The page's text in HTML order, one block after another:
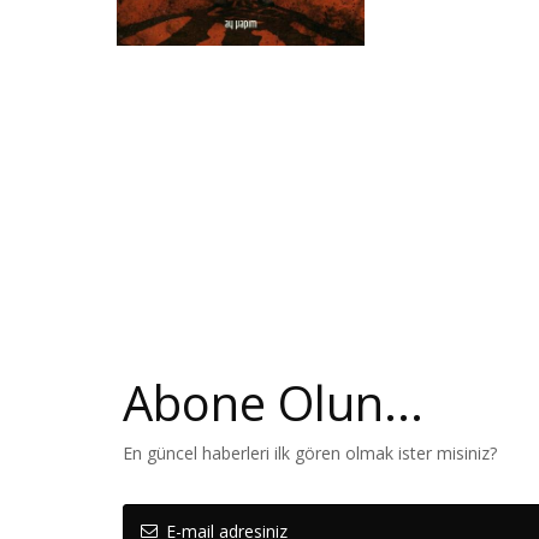
Abone Olun...
En güncel haberleri ilk gören olmak ister misiniz?